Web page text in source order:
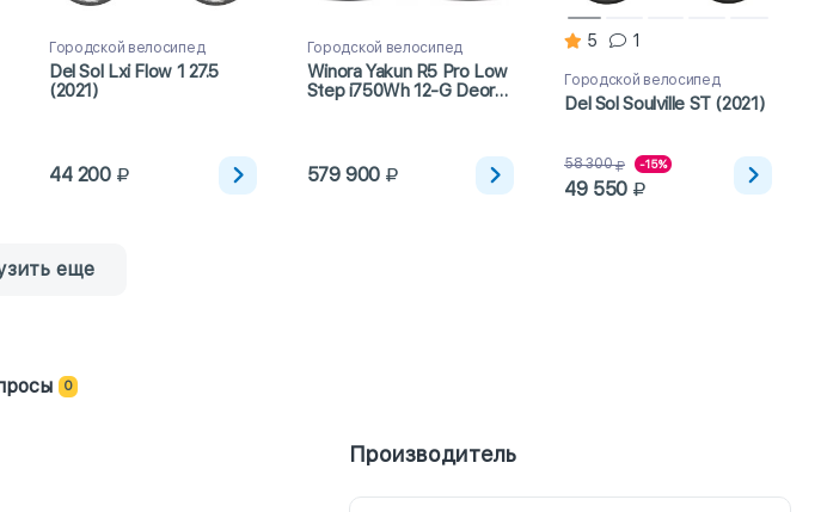
Городской велосипед
Del Sol Lxi Flow 1 27.5
(2021)
44 200
Городской велосипед
Winora Yakun R5 Pro Low
Step i750Wh 12-G Deore
579 900
5 1
Городской велосипед
Del Sol Soulville ST (2021)
58 300 -15%
49 550
еще
0
Производитель